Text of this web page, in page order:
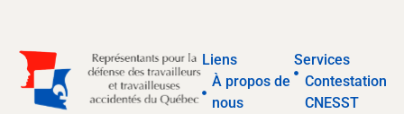
Liens
À propos de
nous
Services
Contestation
CNESST